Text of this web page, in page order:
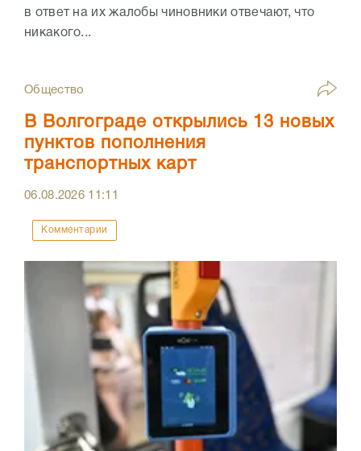
в ответ на их жалобы чиновники отвечают, что
никакого...
Общество
В Волгограде открылись 13 новых
пунктов пополнения
транспортных карт
06.08.2026 11:11
Комментарии